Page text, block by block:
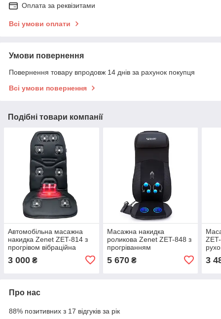
Оплата за реквізитами
Всі умови оплати
Умови повернення
Повернення товару впродовж 14 днів за рахунок покупця
Всі умови повернення
Подібні товари компанії
Автомобільна масажна
накидка Zenet ZET-814 з
прогрівом вібраційна
3 000 ₴
Масажна накидка
роликова Zenet ZET-848 з
прогріванням
5 670₴ 3
Про нас
88% позитивних з 17 відгуків за рік